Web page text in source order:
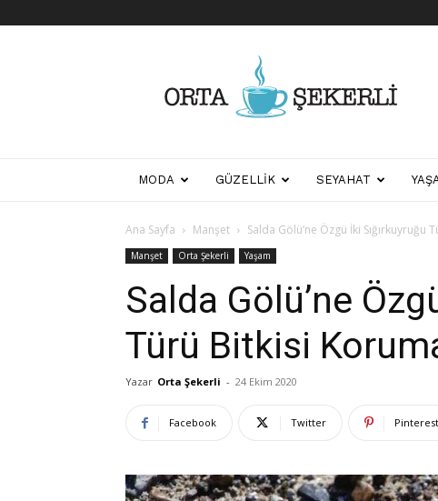
Biraz
Biraz
MODA GÜZELLIK SEYAHAT
Ana Sayfa Manşet Salda Gölü’ne Özgü İki Sığırkuyruğu
Manşet Orta Şekerli Yaşam
Salda Gölü’ne
Türü Bitkisi
Yazar Orta Şekerli - 24 Ekim 2020
Facebook Twitter Pinterest